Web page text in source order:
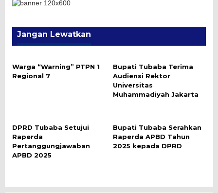
Jangan Lewatkan
Warga “Warning” PTPN 1
Regional 7
Bupati Tubaba Terima
Audiensi Rektor
Universitas
Muhammadiyah Jakarta
DPRD Tubaba Setujui
Raperda
Pertanggungjawaban
APBD 2025
Bupati Tubaba Serahkan
Raperda APBD Tahun
2025 kepada DPRD